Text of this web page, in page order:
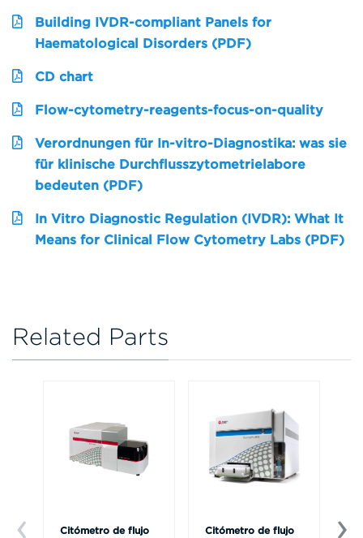
Building IVDR-compliant Panels for
Haematological Disorders (PDF)
CD chart
Flow-cytometry-reagents-focus-on-quality
Verordnungen für In-vitro-Diagnostika: was sie
für klinische Durchflusszytometrielabore
bedeuten (PDF)
In Vitro Diagnostic Regulation (IVDR): What It
Means for Clinical Flow Cytometry Labs (PDF)
Related Parts
Citómetro de flujo
Citómetro de flujo